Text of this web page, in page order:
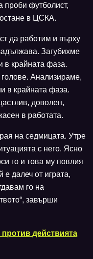
проби футболист,
в ЦСКА.
да работим и върху
Загубихме
в крайната фаза.
Анализираме,
в крайната фаза.
доволен,
в работата.
на седмицата. Утре
с него. Ясно
го и това му повлия
е далеч от играта,
го на
завърши
действията